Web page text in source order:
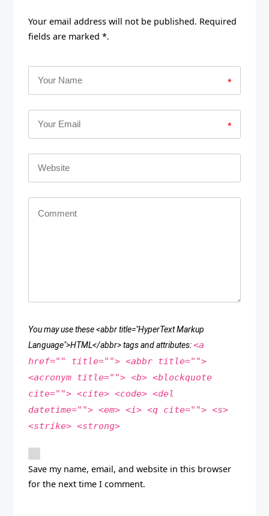
Your email address will not be published. Required
fields are marked *.
*
*
You may use these <abbr title="HyperText Markup
Language">HTML</abbr> tags and attributes:<a
href="" title=""> <abbr title="">
<acronym title=""> <b> <blockquote
cite=""> <cite> <code> <del
datetime=""> <em> <i> <q cite=""> <s>
<strike> <strong>
Save my name, email, and website in this browser
for the next time I comment.